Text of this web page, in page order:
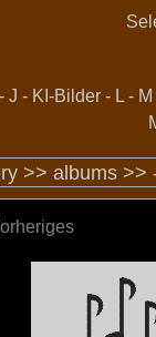
- J - KI-Bilder - L - M
>> albums >>